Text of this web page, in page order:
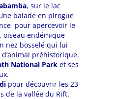
, sur le lac
balade en pirogue
pour apercevoir le
oiseau endémique
nez bosselé qui lui
préhistorique.
National Park et ses
pour découvrir les 23
de la vallée du Rift.